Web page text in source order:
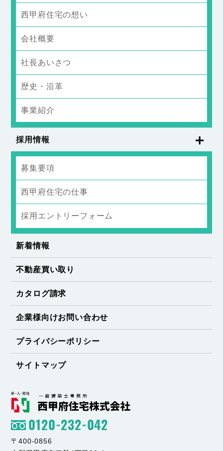
西甲府住宅の想い
会社概要
社長あいさつ
歴史・沿革
事業紹介
採用情報
募集要項
西甲府住宅の仕事
採用エントリーフォーム
新着情報
不動産買い取り
カタログ請求
企業様向けお問い合わせ
プライバシーポリシー
サイトマップ
0120-232-042
〒400-0856